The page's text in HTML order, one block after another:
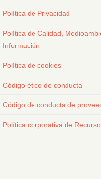
Política de Privacidad
Política de Calidad,
Información
Política de cookies
Código ético de conducta
Código de conducta de
Política corporativa de